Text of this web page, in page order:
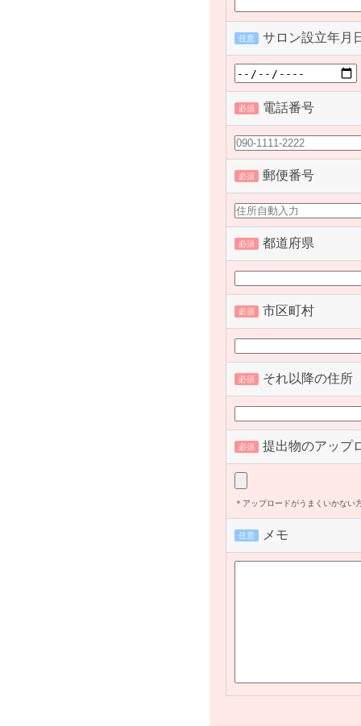
任意 サロン設立年月
必須 電話番号
必須 郵便番号
必須 都道府県
必須 市区町村
必須 それ以降の住所
必須 提出物のアップ
＊アップロードがうまくいかない
任意 メモ